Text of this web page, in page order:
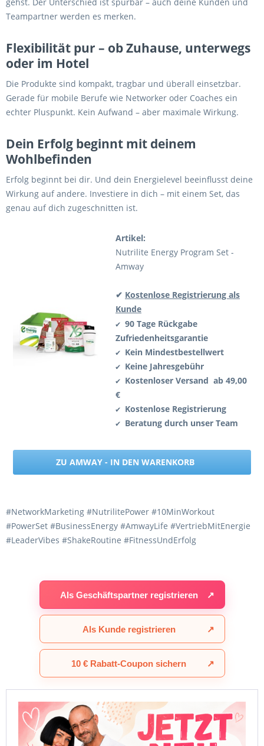
Teampartner werden es merken.
Flexibilität pur – ob Zuhause, unterwegs
oder im Hotel
Die Produkte sind kompakt, tragbar und überall einsetzbar.
Gerade für mobile Berufe wie Networker oder Coaches ein
echter Pluspunkt. Kein Aufwand – aber maximale Wirkung.
Dein Erfolg beginnt mit deinem
Wohlbefinden
Erfolg beginnt bei dir. Und dein Energielevel beeinflusst deine
Wirkung auf andere. Investiere in dich – mit einem Set, das
genau auf dich zugeschnitten ist.
Artikel:
Nutrilite Energy Program Set -
Amway
✔ Kostenlose Registrierung als
Kunde
✔ 90 Tage Rückgabe
Zufriedenheitsgarantie
✔ Kein Mindestbestellwert
✔ Keine Jahresgebühr
✔ Kostenloser Versand ab 49,00
€
✔ Kostenlose Registrierung
✔ Beratung durch unser Team
ZU AMWAY - IN DEN WARENKORB
#NetworkMarketing #NutrilitePower #10MinWorkout
#PowerSet #BusinessEnergy #AmwayLife #VertriebMitEnergie
#LeaderVibes #ShakeRoutine #FitnessUndErfolg
Als Geschäftspartner registrieren ↗
Als Kunde registrieren ↗
10 € Rabatt-Coupon sichern ↗